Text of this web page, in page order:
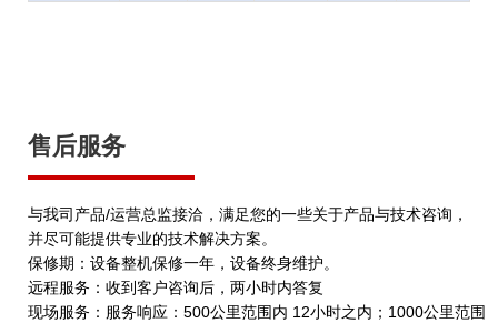
售后服务
与我司产品/运营总监接洽，满足您的一些关于产品与技术咨询，
并尽可能提供专业的技术解决方案。
保修期：设备整机保修一年，设备终身维护。
远程服务：收到客户咨询后，两小时内答复
现场服务：服务响应：500公里范围内 12小时之内；1000公里范围